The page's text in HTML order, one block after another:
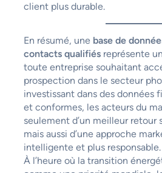
client plus durable.
En résumé, une base de
contacts qualifiésreprésente
toute entreprise souhaitant
prospection dans le secteur
investissant dans des données
et conformes, les acteurs du
seulement d’un meilleur retour
mais aussi d’une approche
intelligente et plus responsable.
À l’heure où la transition